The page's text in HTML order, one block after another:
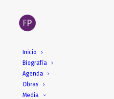
Inicio
Biografía
Agenda
Obras
Media